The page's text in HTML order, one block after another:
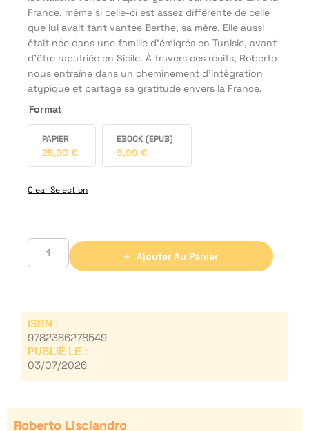
France, même si celle-ci est assez différente de celle
que lui avait tant vantée Berthe, sa mère. Elle aussi
était née dans une famille d'émigrés en Tunisie, avant
d'être rapatriée en Sicile. À travers ces récits, Roberto
nous entraîne dans un cheminement d'intégration
atypique et partage sa gratitude envers la France.
Format
PAPIER
25,90 €
EBOOK (EPUB)
9,99 €
Clear Selection
Ajouter Au Panier
ISBN :
9782386278549
PUBLIÉ LE :
03/07/2026
Roberto Lisciandro